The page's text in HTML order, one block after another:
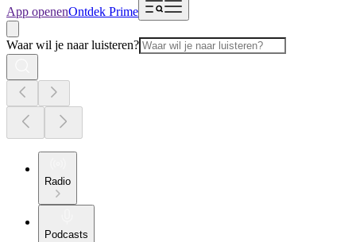
App openenOntdek Prime
Waar wil je naar luisteren?
Radio
Podcasts